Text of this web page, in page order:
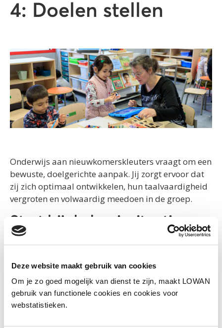
Deze website maakt gebruik van cookies
Om je zo goed mogelijk van dienst te zijn, maakt LOWAN
gebruik van functionele cookies en cookies voor
webstatistieken.
4: Doelen stellen
Onderwijs aan nieuwkomerskleuters vraagt om een
bewuste, doelgerichte aanpak. Jij zorgt ervoor dat
zij zich optimaal ontwikkelen, hun taalvaardigheid
vergroten en volwaardig meedoen in de groep.
Start bij de beginsituatie
Elke kleuter brengt kennis en ervaringen mee uit de
thuistaal en vormen de basis voor verdere groei. De
andere komt uit een stressvolle omgeving of heeft
nog nooit schoolervaring opgedaan.